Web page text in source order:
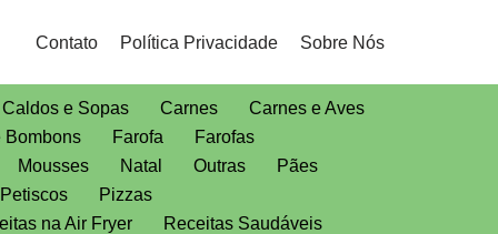
Contato Política Privacidade Sobre Nós
Caldos e Sopas Carnes
Carnes e Aves
Bombons Farofa
Farofas
Mousses Natal Outras
Pães
Petiscos
Pizzas
na Air Fryer
Receitas Saudáveis